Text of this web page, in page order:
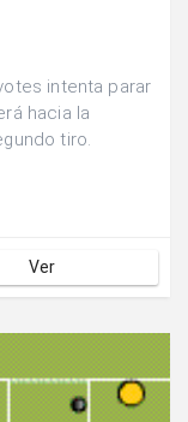
intenta parar
hacia la
tiro.
Ver